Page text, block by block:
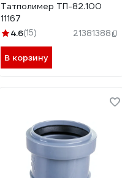
Татполимер ТП-82.100
11167
4.6(15) 21381388
В корзину